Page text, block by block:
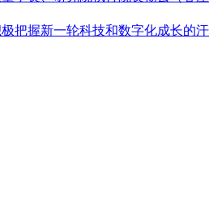
把握新一轮科技和数字化成长的汗